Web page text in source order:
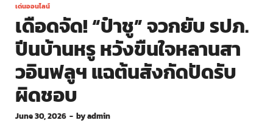
เด่นออนไลน์
เดือดจัด! “ป๋าชู” จวกยับ รปภ.
ปีนบ้านหรู หวังขืนใจหลานสา
วอินฟลูฯ แฉต้นสังกัดปัดรับ
ผิดชอบ
June 30, 2026 - byadmin